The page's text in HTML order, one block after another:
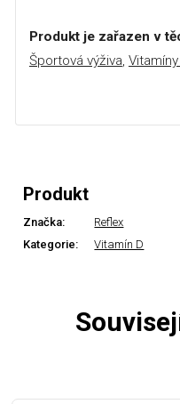
Produkt je zařazen v
Športová výživa,
Produkt
Značka:
Reflex
Kategorie:
Vitamín D